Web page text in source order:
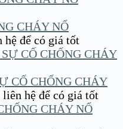
CHÁY NỔ
để có giá tốt
CỐ CHỐNG CHÁY
hệ để có giá tốt